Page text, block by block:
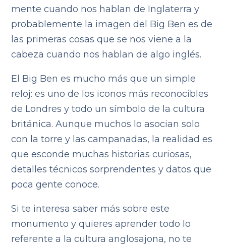
mente cuando nos hablan de Inglaterra y
probablemente la imagen del Big Ben es de
las primeras cosas que se nos viene a la
cabeza cuando nos hablan de algo inglés.
El Big Ben es mucho más que un simple
reloj: es uno de los iconos más reconocibles
de Londres y todo un símbolo de la cultura
británica. Aunque muchos lo asocian solo
con la torre y las campanadas, la realidad es
que esconde muchas historias curiosas,
detalles técnicos sorprendentes y datos que
poca gente conoce.
Si te interesa saber más sobre este
monumento y quieres aprender todo lo
referente a la cultura anglosajona, no te